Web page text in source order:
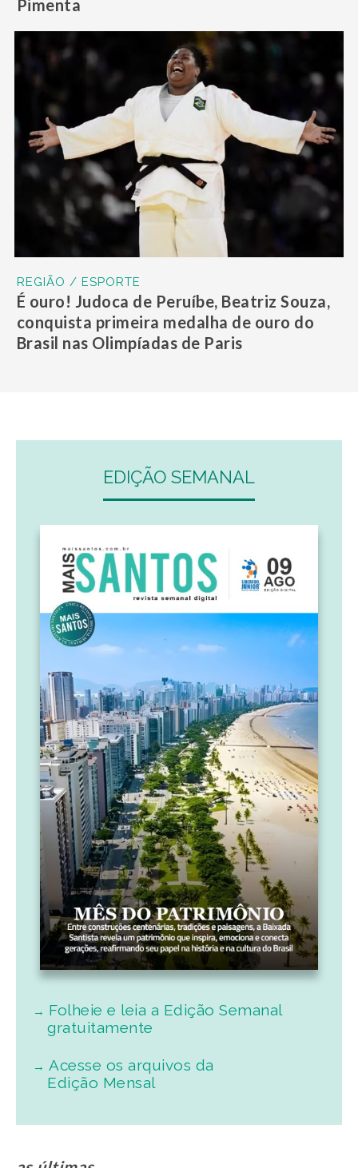
Pimenta
REGIÃO / ESPORTE
É ouro! Judoca de Peruíbe, Beatriz Souza,
conquista primeira medalha de ouro do
Brasil nas Olimpíadas de Paris
EDIÇÃO SEMANAL
Folheie e leia a Edição Semanal
gratuitamente
Acesse os arquivos da
Edição Mensal